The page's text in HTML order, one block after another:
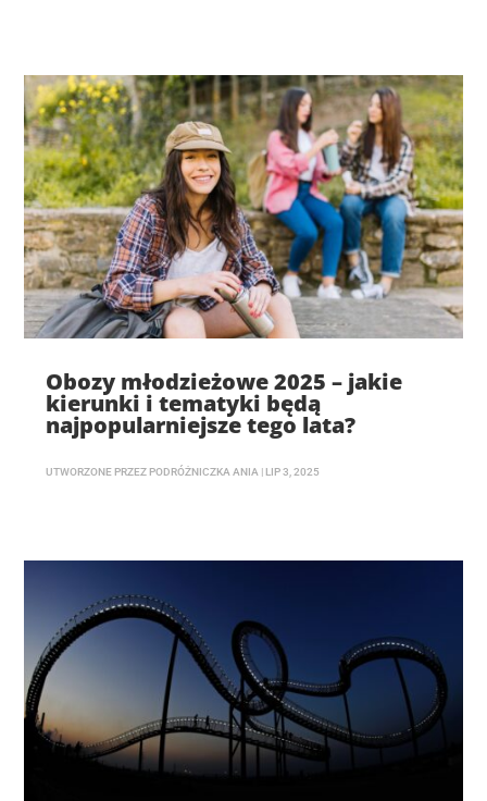
Obozy młodzieżowe 2025 – jakie
kierunki i tematyki będą
najpopularniejsze tego lata?
UTWORZONE PRZEZ PODRÓŻNICZKA ANIA | LIP 3, 2025